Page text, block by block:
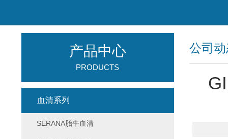
公司
产品中心
PRODUCTS
血清系列
SERANA胎牛血清